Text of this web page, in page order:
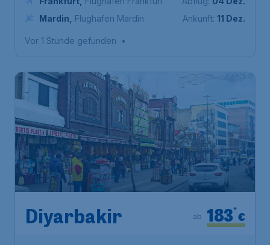
Mardin
Flughafen Mardin
Ankunft: 11 Dez.
Vor 1 Stunde gefunden •
Diyarbakir €
183*
ab